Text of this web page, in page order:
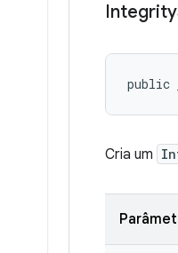
Integrity
public
Cria um